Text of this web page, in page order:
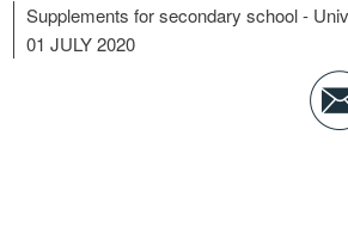
Supplements for secondary school
01 JULY 2020